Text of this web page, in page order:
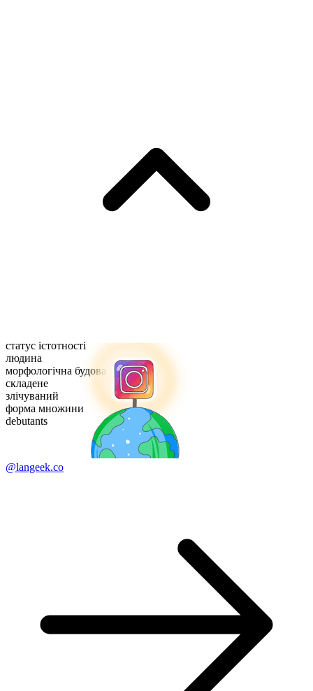
статус істотності
людина
морфологічна будова
складене
злічуваний
форма множини
debutants
@langeek.co